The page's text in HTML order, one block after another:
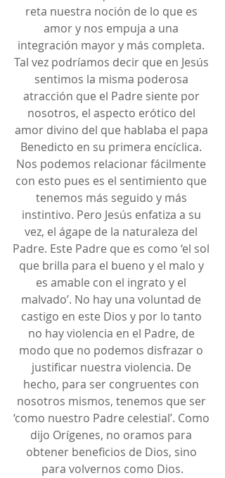
reta nuestra noción de lo que es
amor y nos empuja a una
integración mayor y más completa.
Tal vez podríamos decir que en Jesús
sentimos la misma poderosa
atracción que el Padre siente por
nosotros, el aspecto erótico del
amor divino del que hablaba el papa
Benedicto en su primera encíclica.
Nos podemos relacionar fácilmente
con esto pues es el sentimiento que
tenemos más seguido y más
instintivo. Pero Jesús enfatiza a su
vez, el ágape de la naturaleza del
Padre. Este Padre que es como ‘el sol
que brilla para el bueno y el malo y
es amable con el ingrato y el
malvado’. No hay una voluntad de
castigo en este Dios y por lo tanto
no hay violencia en el Padre, de
modo que no podemos disfrazar o
justificar nuestra violencia. De
hecho, para ser congruentes con
nosotros mismos, tenemos que ser
‘como nuestro Padre celestial’. Como
dijo Orígenes, no oramos para
obtener beneficios de Dios, sino
para volvernos como Dios.